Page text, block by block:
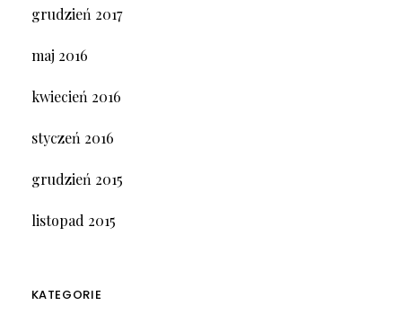
grudzień 2017
maj 2016
kwiecień 2016
styczeń 2016
grudzień 2015
listopad 2015
KATEGORIE